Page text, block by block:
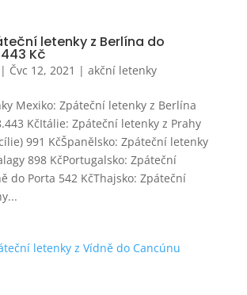
letenky z Berlína do
Kč
| Čvc 12, 2021 | akční letenky
Mexiko: Zpáteční letenky z Berlína
KčItálie: Zpáteční letenky z Prahy
991 KčŠpanělsko: Zpáteční letenky
898 KčPortugalsko: Zpáteční
do Porta 542 KčThajsko: Zpáteční